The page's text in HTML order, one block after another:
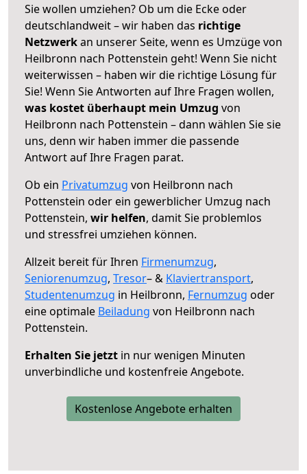
Sie wollen umziehen? Ob um die Ecke oder
deutschlandweit – wir haben das richtige
Netzwerkan unserer Seite, wenn es Umzüge von
Heilbronn nach Pottenstein geht! Wenn Sie nicht
weiterwissen – haben wir die richtige Lösung für
Sie! Wenn Sie Antworten auf Ihre Fragen wollen,
was kostet überhaupt mein Umzug von
Heilbronn nach Pottenstein – dann wählen Sie sie
uns, denn wir haben immer die passende
Antwort auf Ihre Fragen parat.
Ob ein Privatumzug von Heilbronn nach
Pottenstein oder ein gewerblicher Umzug nach
Pottenstein, wir helfen, damit Sie problemlos
und stressfrei umziehen können.
Allzeit bereit für Ihren Firmenumzug,
Seniorenumzug, Tresor– & Klaviertransport,
Studentenumzug in Heilbronn, Fernumzug oder
eine optimale Beiladung von Heilbronn nach
Pottenstein.
Erhalten Sie jetzt in nur wenigen Minuten
unverbindliche und kostenfreie Angebote.
Kostenlose Angebote erhalten